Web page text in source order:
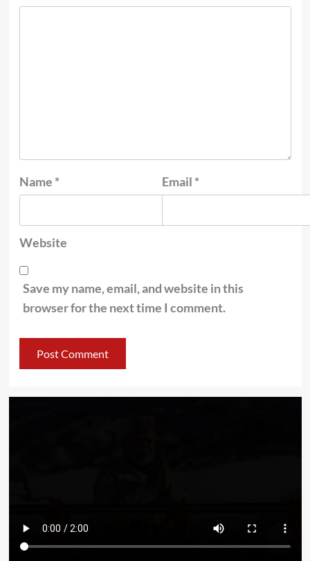
Name * Email *
Website
Save my name, email, and website in this
browser for the next time I comment.